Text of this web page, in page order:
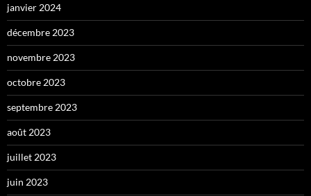
janvier 2024
décembre 2023
novembre 2023
octobre 2023
septembre 2023
août 2023
juillet 2023
juin 2023